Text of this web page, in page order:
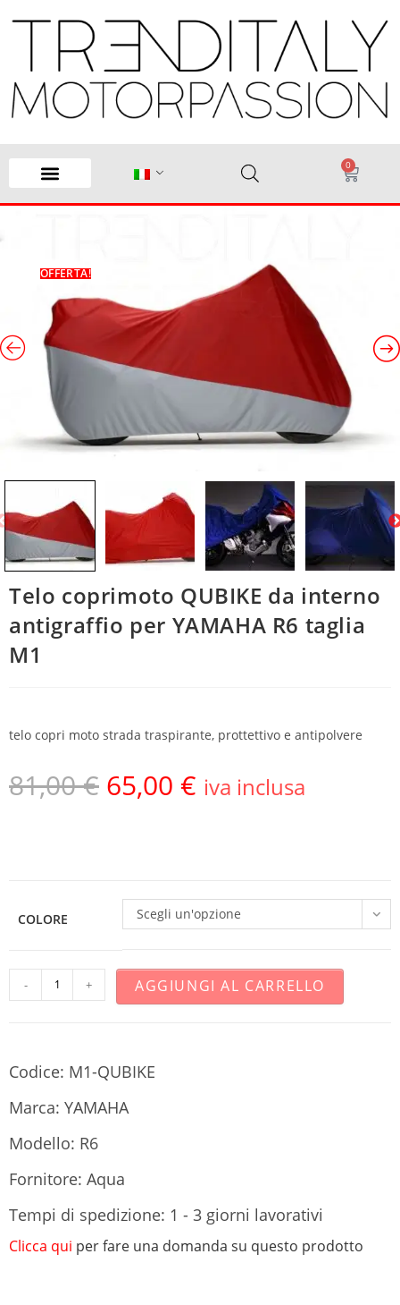
0
OFFERTA!
Telo coprimoto QUBIKE da interno
antigraffio per YAMAHA R6 taglia
M1
telo copri moto strada traspirante, prottettivo e antipolvere
81,00€ 65,00 € iva inclusa
COLORE Scegli un'opzione
- + AGGIUNGI AL CARRELLO
Codice: M1-QUBIKE
Marca: YAMAHA
Modello: R6
Fornitore: Aqua
Tempi di spedizione: 1 - 3 giorni lavorativi
Clicca qui per fare una domanda su questo prodotto